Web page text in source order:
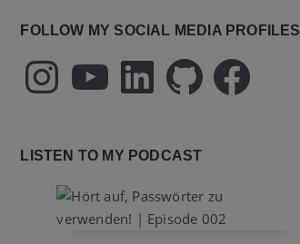
FOLLOW MY SOCIAL MEDIA PROFILES
InstagramYouTubeLinkedIn GitHub Facebook
LISTEN TO MY PODCAST